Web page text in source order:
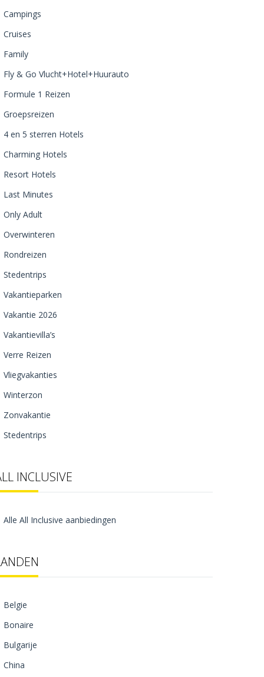
Campings
Cruises
Family
Fly & Go Vlucht+Hotel+Huurauto
Formule 1 Reizen
Groepsreizen
4 en 5 sterren Hotels
Charming Hotels
Resort Hotels
Last Minutes
Only Adult
Overwinteren
Rondreizen
Stedentrips
Vakantieparken
Vakantie 2026
Vakantievilla’s
Verre Reizen
Vliegvakanties
Winterzon
Zonvakantie
Stedentrips
INCLUSIVE
Alle All Inclusive aanbiedingen
Belgie
Bonaire
Bulgarije
China